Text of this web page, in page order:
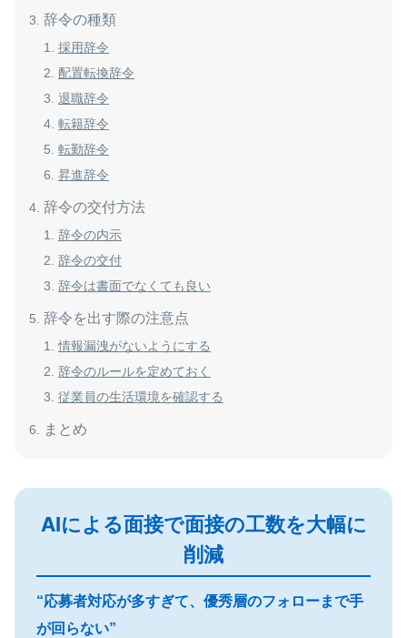
辞令の種類
採用辞令
配置転換辞令
退職辞令
転籍辞令
転勤辞令
昇進辞令
辞令の交付方法
辞令の内示
辞令の交付
辞令は書面でなくても良い
辞令を出す際の注意点
情報漏洩がないようにする
辞令のルールを定めておく
従業員の生活環境を確認する
まとめ
AIによる面接で面接の工数を大幅に
削減
“応募者対応が多すぎて、優秀層のフォローまで手
が回らない”